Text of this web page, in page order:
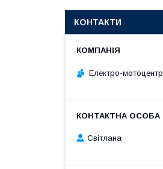
КОНТАКТИ
Електро-мотоцентр
Світлана